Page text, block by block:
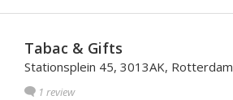
Tabac & Gifts
Stationsplein 45, 3013AK, Rotterdam
1 review